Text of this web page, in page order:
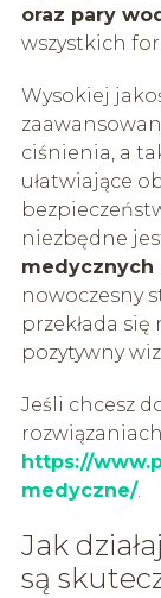
oraz pary
wszystkich
Wysokiej
ciśnienia, a
ułatwiające
niezbędne
medycznych
nowoczesny
przekłada się
pozytywny
Jeśli chcesz
https://
medyczne/.
Jak
są